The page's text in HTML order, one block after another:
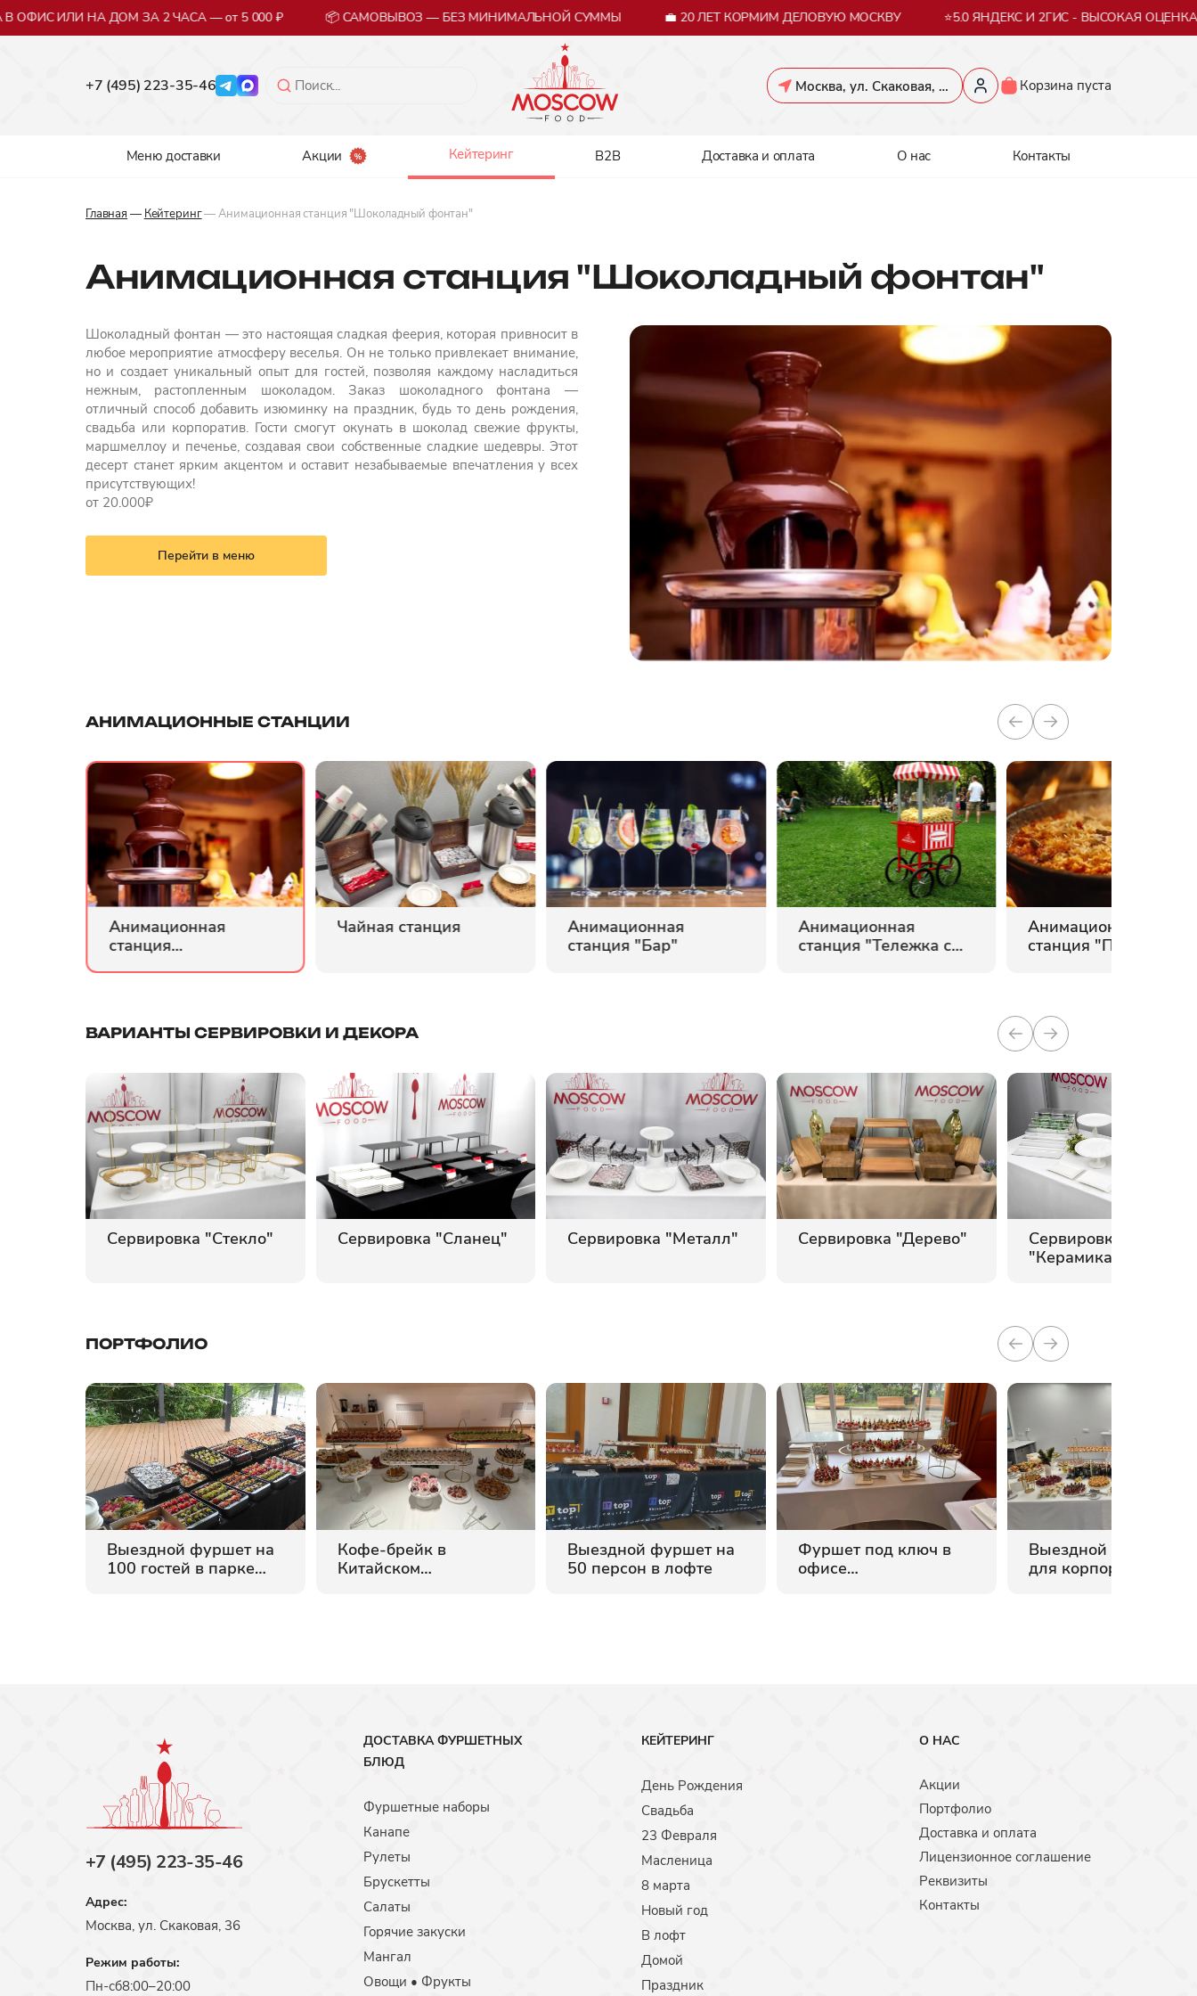
ИЛИ НА ДОМ ЗА 2 ЧАСА — от 5 000 ₽ 📦 САМОВЫВОЗ — БЕЗ МИНИМАЛЬНОЙ СУММЫ 💼 20 ЛЕТ КОРМИМ ДЕЛОВУЮ МОСКВУ ⭐5.0 ЯНДЕКС И 2ГИС - ВЫСОКАЯ ОЦЕНКА
+7 (495) 223-35-46 ​Москва, ул. Скаковая, 36​ Корзина пуста
Меню доставки Акции Кейтеринг B2B Доставка и оплата О нас Контакты
Главная — Кейтеринг— Анимационная станция "Шоколадный фонтан"
Анимационная станция "Шоколадный фонтан"
Шоколадный фонтан — это настоящая сладкая феерия, которая привносит в
любое мероприятие атмосферу веселья. Он не только привлекает внимание,
но и создает уникальный опыт для гостей, позволяя каждому насладиться
нежным, растопленным шоколадом. Заказ шоколадного фонтана —
отличный способ добавить изюминку на праздник, будь то день рождения,
свадьба или корпоратив. Гости смогут окунать в шоколад свежие фрукты,
маршмеллоу и печенье, создавая свои собственные сладкие шедевры. Этот
десерт станет ярким акцентом и оставит незабываемые впечатления у всех
присутствующих!
от 20.000₽
Перейти в меню
АНИМАЦИОННЫЕ СТАНЦИИ
Анимационная
станция
Чайная станция
Анимационная
станция "Бар"
Анимационная
станция "Тележка с
Анимационная
станция "Плов"
ВАРИАНТЫ СЕРВИРОВКИ И ДЕКОРА
Сервировка "Стекло" Сервировка "Сланец" Сервировка "Металл" Сервировка "Дерево"
Сервировка
"Керамика"
ПОРТФОЛИО
Выездной фуршет на
100 гостей в парке
Кофе-брейк в
Китайском
Выездной фуршет на
50 персон в лофте
Фуршет под ключ в
офисе
Выездной кейтеринг
для корпоративного
+7 (495) 223-35-46
Адрес:
​Москва, ул. Скаковая, 36​
Режим работы:
Пн-сб8:00–20:00
ДОСТАВКА ФУРШЕТНЫХ
БЛЮД
Фуршетные наборы
Канапе
Рулеты
Брускетты
Салаты
Горячие закуски
Мангал
Овощи • Фрукты
КЕЙТЕРИНГ
День Рождения
Свадьба
23 Февраля
Масленица
8 марта
Новый год
В лофт
Домой
Праздник
О НАС
Акции
Портфолио
Доставка и оплата
Лицензионное соглашение
Реквизиты
Контакты